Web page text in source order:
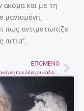
ακόμα και με τη
μανισμένη,
πως αντιμετώπιζε
ΕΠΌΜΕΝΟ
Tέσσερις κανόνες που όλες οι καλοντυμένες γυναίκες εφαρμόζουν στο ντύσιμό τους